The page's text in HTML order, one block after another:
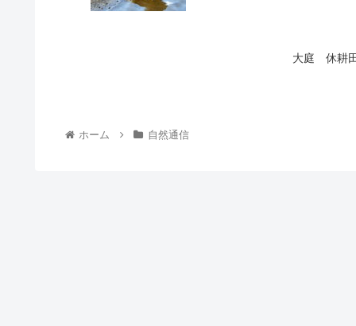
大庭 休耕
ホーム 自然通信